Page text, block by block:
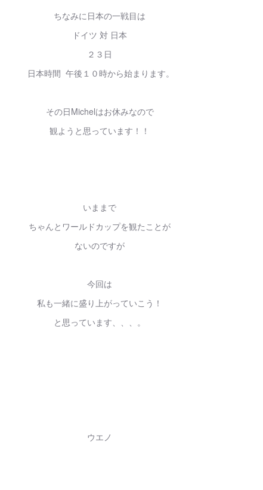
ちなみに日本の一戦目は
ドイツ 対 日本
２３日
日本時間 午後１０時から始まります。
その日Michelはお休みなので
観ようと思っています！！
いままで
ちゃんとワールドカップを観たことが
ないのですが
今回は
私も一緒に盛り上がっていこう！
と思っています、、、。
ウエノ